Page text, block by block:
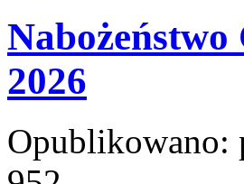
2026
Opublikowano: